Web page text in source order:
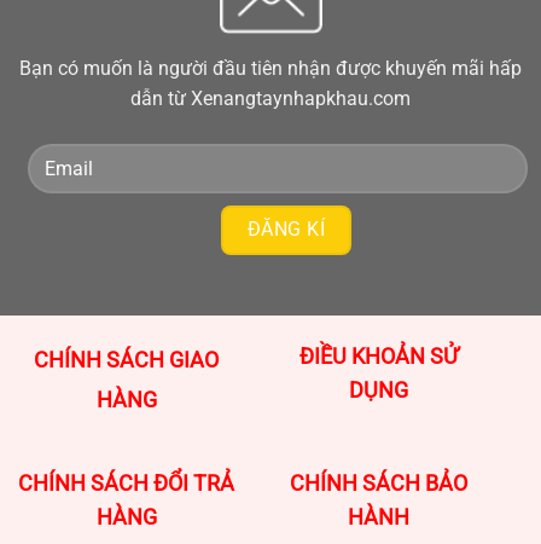
Bạn có muốn là người đầu tiên nhận được khuyến mãi hấp
dẫn từ Xenangtaynhapkhau.com
CHÍNH SÁCH GIAO
HÀNG
ĐIỀU KHOẢN SỬ
DỤNG
CHÍNH SÁCH ĐỔI TRẢ
HÀNG
CHÍNH SÁCH BẢO
HÀNH